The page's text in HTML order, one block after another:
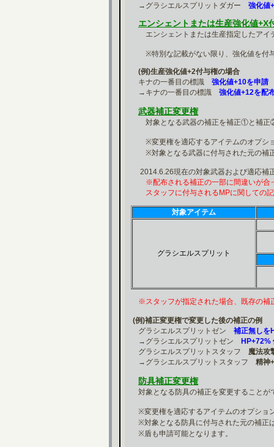
→グラシエルスプリットダガー 強化値
エンシェントまたは生産強化値+X
エンシェントまたは生産指定したアイ
※特別な記載がない限り、強化値を付
(例)生産強化値+2付与権の場合
キナの一番目の標識 強化値+10を申請
→キナの一番目の標識 強化値+12を配
武器補正変更権
対象となる武器の補正を補正①と補正②
※変更権を適応するアイテムのオプショ
※対象となる武器に付与された元の補
2014.6.26現在の対象武器および適応補
※配布される補正の一部に間違いが合
スタッフに付与されるMPに関しての記
対象アイテム
グラシエルスプリット
※スタッフが指定された場合、既存の補
(例)補正変更権で変更した後の補正の例
グラシエルスプリットゼン 補正無しを
→グラシエルスプリットゼン
HP+72%
グラシエルスプリットスタッフ 魔法攻
→グラシエルスプリットスタッフ 精神
防具補正変更権
対象となる防具の補正を変更することが
※変更権を適応するアイテムのオプショ
※対象となる防具に付与された元の補正
※盾も申請可能となります。